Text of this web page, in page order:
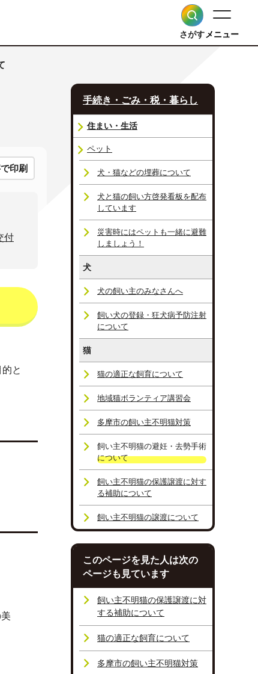
さがすメニュー
印刷
付
と
手続き・ごみ・税・暮らし
住まい・生活
ペット
犬・猫などの埋葬について
犬と猫の飼い方啓発看板を配布
しています
災害時にはペットも一緒に避難
しましょう！
犬
犬の飼い主のみなさんへ
飼い犬の登録・狂犬病予防注射
について
猫
猫の適正な飼育について
地域猫ボランティア講習会
多摩市の飼い主不明猫対策
飼い主不明猫の避妊・去勢手術
について
飼い主不明猫の保護譲渡に対す
る補助について
飼い主不明猫の譲渡について
このページを見た人は次の
ページも見ています
飼い主不明猫の保護譲渡に対
する補助について
猫の適正な飼育について
多摩市の飼い主不明猫対策